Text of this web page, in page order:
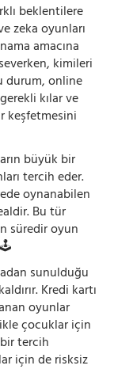
beklentilere
zeka oyunları
amacına
kimileri
durum, online
kılar ve
keşfetmesini
büyük bir
tercih eder.
oynanabilen
Bu tür
süredir oyun
sunulduğu
Kredi kartı
oyunlar
çocuklar için
tercih
için de risksiz